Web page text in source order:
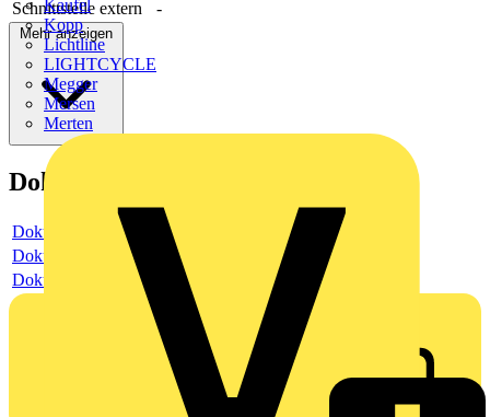
Kaufel
Kopp
Lichtline
LIGHTCYCLE
Megger
Mersen
Merten
Schnittstelle extern
-
Mehr anzeigen
Dokumente
Dokument
Dokument
Dokument